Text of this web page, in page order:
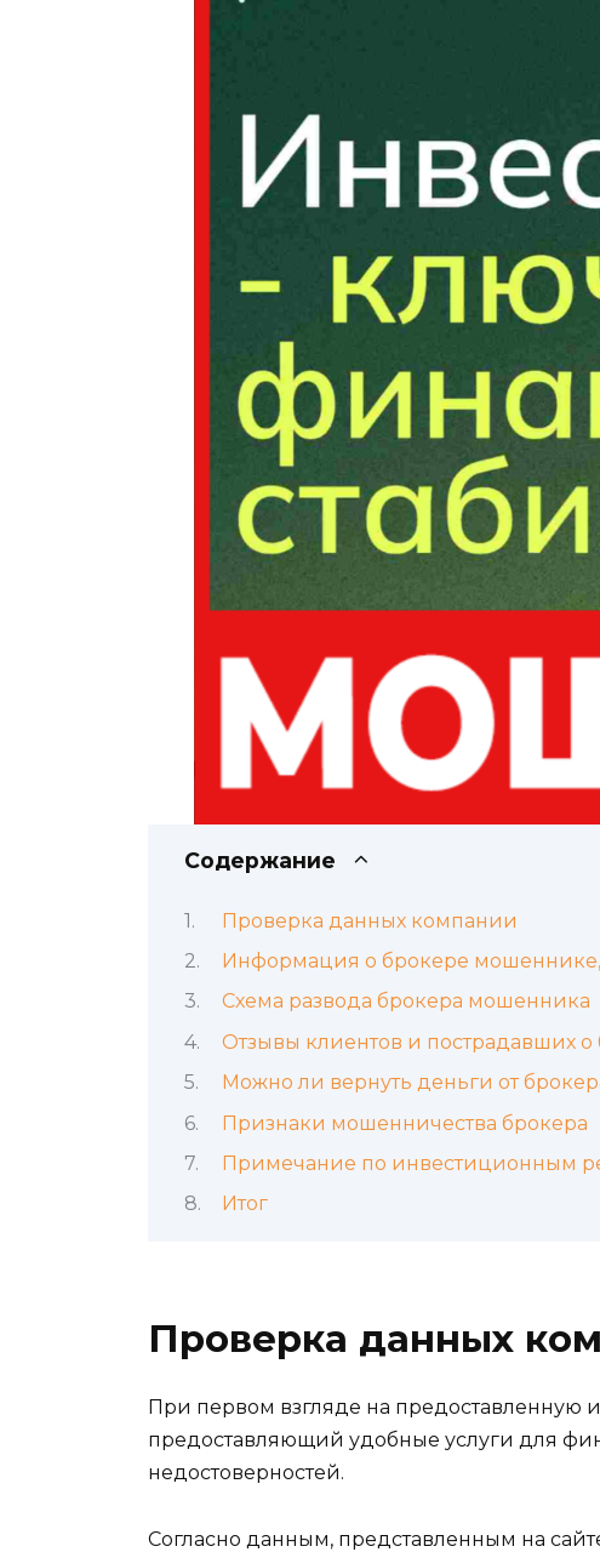
Содержание
Проверка данных компании
Информация о брокере мошеннике,
Схема развода брокера мошенника
Отзывы клиентов и пострадавших о
Можно ли вернуть деньги от
Признаки мошенничества брокера
Примечание по инвестиционным
Итог
Проверка данных
При первом взгляде на предоставленную
предоставляющий удобные услуги для
недостоверностей.
Согласно данным, представленным на